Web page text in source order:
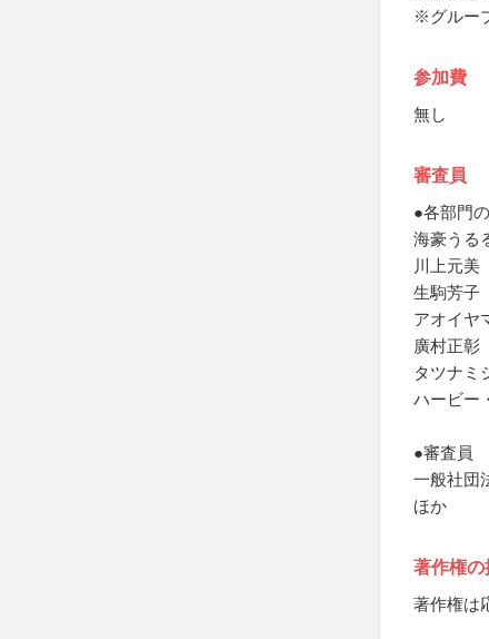
※グルー
参加費
無し
審査員
●各部門
海豪うる
川上元美
生駒芳子
アオイヤ
廣村正彰
タツナミ
ハービー
●審査員
一般社団
ほか
著作権の
著作権は